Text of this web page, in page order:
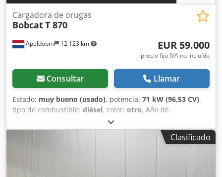
Apeldoorn 12.123 km
Cargadora de orugas
BobcatT 870
EUR 59.000
precio fijo IVA no incluído
Consultar Llamar
Estado: muy bueno (usado), potencia: 71 kW (96,53 CV),
tipo de combustible: diésel, color: otro, Año de
, horas de funcionamiento:
Equipamiento:aire acondicionado, Año de fabricación:
2021 Peso en vacío: 5.863 kg Dimensiones (L x A x H): 390 x
Clasificado